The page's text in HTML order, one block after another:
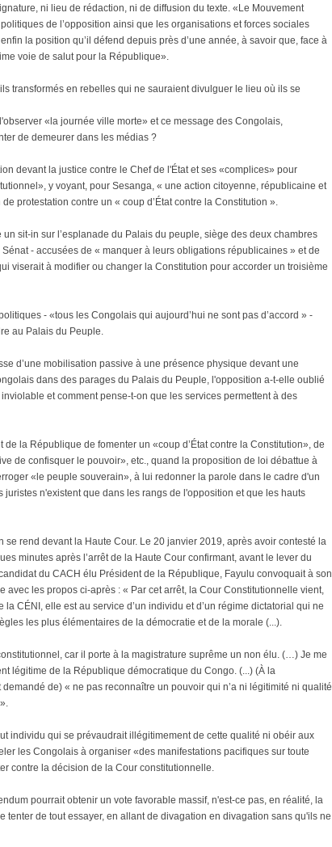
ni lieu de rédaction, ni de diffusion du texte. «Le Mouvement
de l’opposition ainsi que les organisations et forces sociales
la position qu’il défend depuis près d’une année, à savoir que, face à
voie de salut pour la République».
transformés en rebelles qui ne sauraient divulguer le lieu où ils se
«la journée ville morte» et ce message des Congolais,
de demeurer dans les médias ?
devant la justice contre le Chef de l'État et ses «complices» pour
y voyant, pour Sesanga, « une action citoyenne, républicaine et
protestation contre un « coup d’État contre la Constitution ».
sit-in sur l’esplanade du Palais du peuple, siège des deux chambres
- accusées de « manquer à leurs obligations républicaines » et de
viserait à modifier ou changer la Constitution pour accorder un troisième
- «tous les Congolais qui aujourd’hui ne sont pas d’accord » -
au Palais du Peuple.
d’une mobilisation passive à une présence physique devant une
dans des parages du Palais du Peuple, l'opposition a-t-elle oublié
et comment pense-t-on que les services permettent à des
de la République de fomenter un «coup d’État contre la Constitution», de
de confisquer le pouvoir», etc., quand la proposition de loi débattue à
«le peuple souverain», à lui redonner la parole dans le cadre d'un
n'existent que dans les rangs de l'opposition et que les hauts
rend devant la Haute Cour. Le 20 janvier 2019, après avoir contesté la
minutes après l’arrêt de la Haute Cour confirmant, avant le lever du
du CACH élu Président de la République, Fayulu convoquait à son
avec les propos ci-après : « Par cet arrêt, la Cour Constitutionnelle vient,
la CÉNI, elle est au service d’un individu et d’un régime dictatorial qui ne
les plus élémentaires de la démocratie et de la morale (...).
car il porte à la magistrature suprême un non élu. (…) Je me
légitime de la République démocratique du Congo. (...) (À la
de) « ne pas reconnaître un pouvoir qui n’a ni légitimité ni qualité
individu qui se prévaudrait illégitimement de cette qualité ni obéir aux
les Congolais à organiser «des manifestations pacifiques sur toute
contre la décision de la Cour constitutionnelle.
pourrait obtenir un vote favorable massif, n'est-ce pas, en réalité, la
tenter de tout essayer, en allant de divagation en divagation sans qu'ils ne